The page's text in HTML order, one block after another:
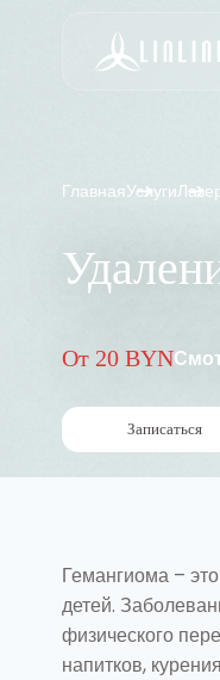
ГлавнаяУслуги
От 20 BYN
Записаться
Удаление
Гемангиома –
детей.
физического
напитков,